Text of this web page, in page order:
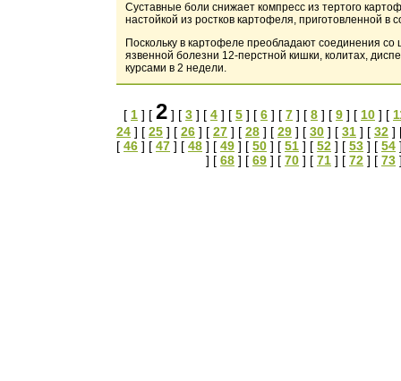
Суставные боли снижает компресс из тертого
настойкой из ростков картофеля, приготовленной в
Поскольку в картофеле преобладают соединения со
язвенной болезни 12-перстной кишки, колитах,
курсами в 2 недели.
[ 1 ] [ 2 ] [ 3 ] [ 4 ] [ 5 ] [ 6 ] [ 7 ] [ 8 ] [ 9 ] [ 10 ] [
24 ] [ 25 ] [ 26 ] [ 27 ] [ 28 ] [ 29 ] [ 30 ] [ 31 ] [ 32 ]
[ 46 ] [ 47 ] [ 48 ] [ 49 ] [ 50 ] [ 51 ] [ 52 ] [ 53 ] [ 54
] [ 68 ] [ 69 ] [ 70 ] [ 71 ] [ 72 ] [ 73